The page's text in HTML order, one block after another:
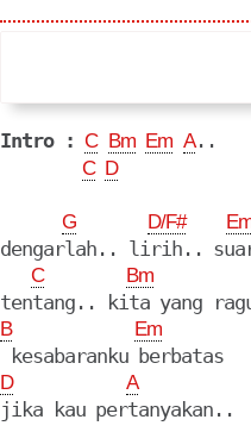
Intro : C Bm Em A..
C D
G D/F#
dengarlah.. lirih..
C Bm
B Em
D A